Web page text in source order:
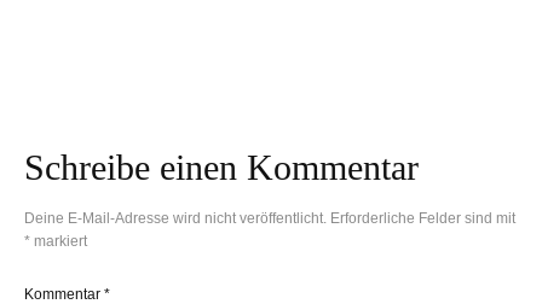
Schreibe einen Kommentar
Deine E-Mail-Adresse wird nicht veröffentlicht. Erforderliche Felder sind mit
* markiert
Kommentar *